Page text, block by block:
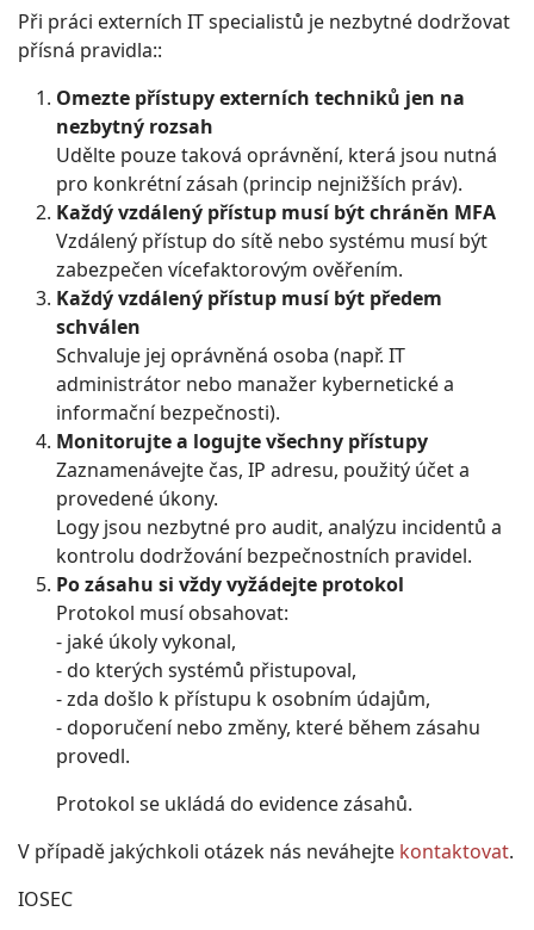
Při práci externích IT specialistů je nezbytné dodržovat
přísná pravidla::
Omezte přístupy externích techniků jen na
nezbytný rozsah
Udělte pouze taková oprávnění, která jsou nutná
pro konkrétní zásah (princip nejnižších práv).
Každý vzdálený přístup musí být chráněn MFA
Vzdálený přístup do sítě nebo systému musí být
zabezpečen vícefaktorovým ověřením.
Každý vzdálený přístup musí být předem
schválen
Schvaluje jej oprávněná osoba (např. IT
administrátor nebo manažer kybernetické a
informační bezpečnosti).
Monitorujte a logujte všechny přístupy
Zaznamenávejte čas, IP adresu, použitý účet a
provedené úkony.
Logy jsou nezbytné pro audit, analýzu incidentů a
kontrolu dodržování bezpečnostních pravidel.
Po zásahu si vždy vyžádejte protokol
Protokol musí obsahovat:
- jaké úkoly vykonal,
- do kterých systémů přistupoval,
- zda došlo k přístupu k osobním údajům,
- doporučení nebo změny, které během zásahu
provedl.
Protokol se ukládá do evidence zásahů.
V případě jakýchkoli otázek nás neváhejte kontaktovat.
IOSEC